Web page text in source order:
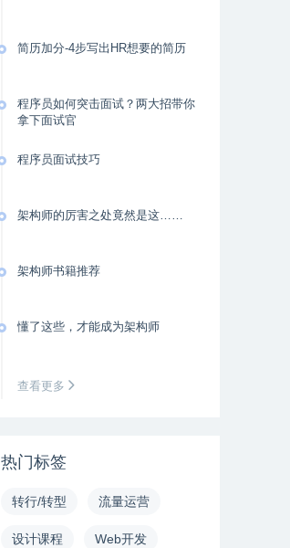
简历加分-4步写出HR想要的简历
程序员如何突击面试？两大招带你
拿下面试官
程序员面试技巧
架构师的厉害之处竟然是这……
架构师书籍推荐
懂了这些，才能成为架构师
查看更多
热门标签
转行/转型 流量运营
设计课程 Web开发